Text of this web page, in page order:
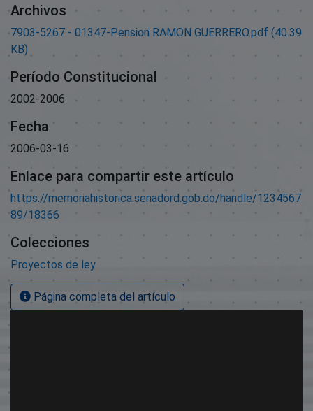
Archivos
7903-5267 - 01347-Pension RAMON GUERRERO.pdf (40.39
KB)
Período Constitucional
2002-2006
Fecha
2006-03-16
Enlace para compartir este artículo
https://memoriahistorica.senadord.gob.do/handle/1234567
89/18366
Colecciones
Proyectos de ley
Página completa del artículo